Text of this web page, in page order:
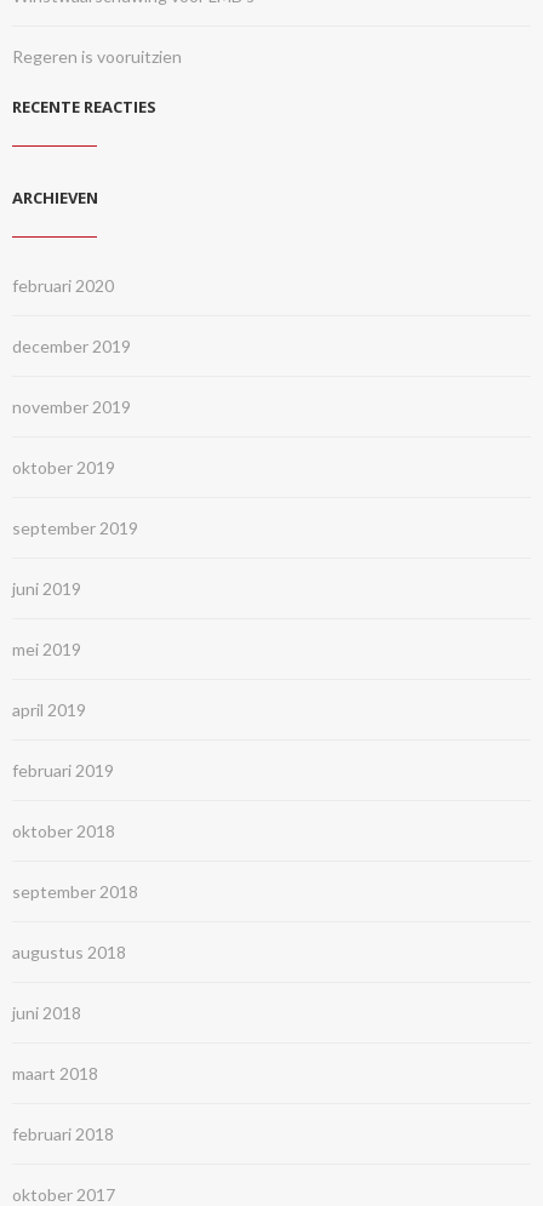
Regeren is vooruitzien
RECENTE REACTIES
ARCHIEVEN
februari 2020
december 2019
november 2019
oktober 2019
september 2019
juni 2019
mei 2019
april 2019
februari 2019
oktober 2018
september 2018
augustus 2018
juni 2018
maart 2018
februari 2018
oktober 2017